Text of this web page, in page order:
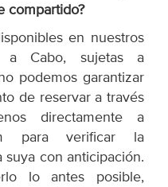
compartido?
en nuestros
a Cabo, sujetas a
podemos garantizar
de reservar a través
directamente a
para verificar la
con anticipación.
lo antes posible,